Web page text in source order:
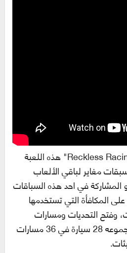
الجزء الثالث من لعبة "Reckless Racing" هذه اللعبة
مغاير لباقي الألعاب
في احد هذه السباقات
المكافأة التي تستخدمها
وفتح التحديات ومسارات
جديدة. اللعبة تقدم ما مجموعه 28 سيارة في 36 مسارات